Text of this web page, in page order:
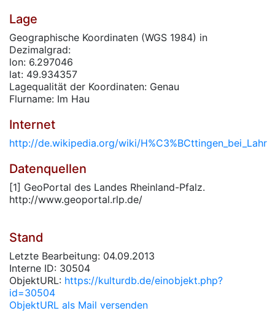
Lage
Geographische Koordinaten (WGS 1984) in
Dezimalgrad:
lon: 6.297046
lat: 49.934357
Lagequalität der Koordinaten: Genau
Flurname: Im Hau
Internet
http://de.wikipedia.org/wiki/H%C3%BCttingen_bei_Lahr
Datenquellen
[1] GeoPortal des Landes Rheinland-Pfalz.
http://www.geoportal.rlp.de/
Stand
Letzte Bearbeitung: 04.09.2013
Interne ID: 30504
ObjektURL: https://kulturdb.de/einobjekt.php?
id=30504
ObjektURL als Mail versenden